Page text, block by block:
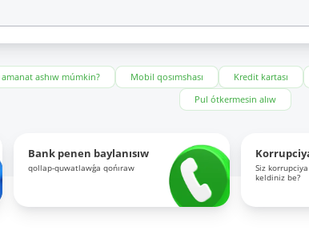
ashıw múmkin? Mobil qosımshası Kredit kartası
Pul ótkermesin alıw
Bank penen baylanısıw
qollap-quwatlawǵa qońıraw
Siz
keldiniz be?